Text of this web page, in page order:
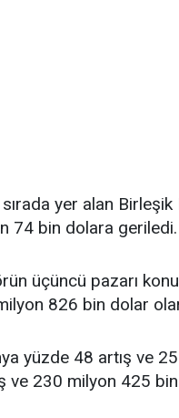
yer alan
74 bin dolara geriledi.
üçüncü pazarı
826 bin dolar
yüzde 48 artış ve
ve 230 milyon 425